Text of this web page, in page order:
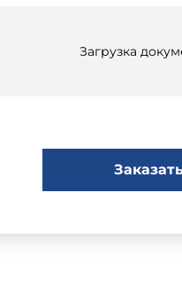
Загрузка